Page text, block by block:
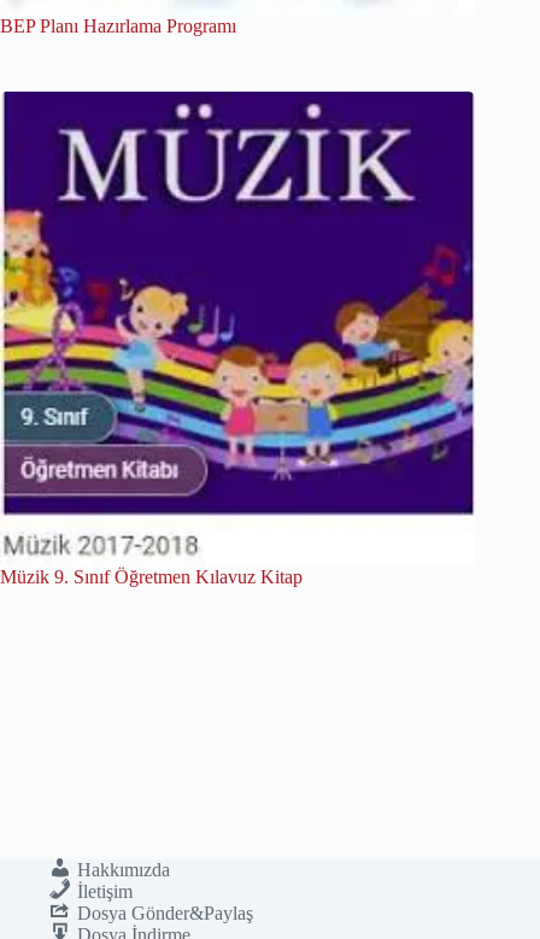
BEP Planı Hazırlama Programı
Müzik 9. Sınıf Öğretmen Kılavuz Kitap
Hakkımızda
İletişim
Dosya Gönder&Paylaş
Dosya İndirme